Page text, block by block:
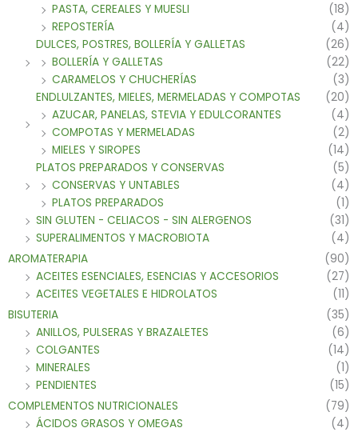
PASTA, CEREALES Y MUESLI
(18)
REPOSTERÍA
(4)
DULCES, POSTRES, BOLLERÍA Y GALLETAS
(26)
BOLLERÍA Y GALLETAS
(22)
CARAMELOS Y CHUCHERÍAS
(3)
ENDLULZANTES, MIELES, MERMELADAS Y COMPOTAS
(20)
AZUCAR, PANELAS, STEVIA Y EDULCORANTES
(4)
COMPOTAS Y MERMELADAS
(2)
MIELES Y SIROPES
(14)
PLATOS PREPARADOS Y CONSERVAS
(5)
CONSERVAS Y UNTABLES
(4)
PLATOS PREPARADOS
(1)
SIN GLUTEN - CELIACOS - SIN ALERGENOS
(31)
SUPERALIMENTOS Y MACROBIOTA
(4)
AROMATERAPIA
(90)
ACEITES ESENCIALES, ESENCIAS Y ACCESORIOS
(27)
ACEITES VEGETALES E HIDROLATOS
(11)
BISUTERIA
(35)
ANILLOS, PULSERAS Y BRAZALETES
(6)
COLGANTES
(14)
MINERALES
(1)
PENDIENTES
(15)
COMPLEMENTOS NUTRICIONALES
(79)
ÁCIDOS GRASOS Y OMEGAS
(4)